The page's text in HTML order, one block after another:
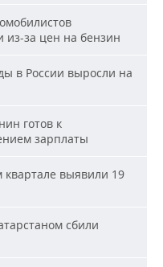
из-за цен на бензин
в России выросли на
готов к
зарплаты
квартале выявили 19
сбили